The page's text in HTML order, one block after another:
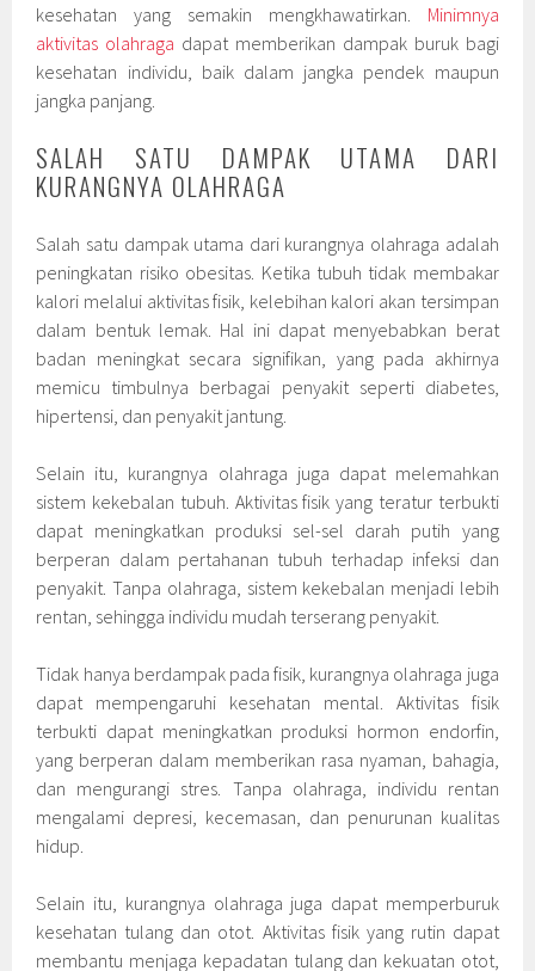
kesehatan yang semakin mengkhawatirkan. Minimnya
aktivitas olahraga dapat memberikan dampak buruk bagi
kesehatan individu, baik dalam jangka pendek maupun
jangka panjang.
SALAH SATU DAMPAK UTAMA DARI
KURANGNYA OLAHRAGA
Salah satu dampak utama dari kurangnya olahraga adalah
peningkatan risiko obesitas. Ketika tubuh tidak membakar
kalori melalui aktivitas fisik, kelebihan kalori akan tersimpan
dalam bentuk lemak. Hal ini dapat menyebabkan berat
badan meningkat secara signifikan, yang pada akhirnya
memicu timbulnya berbagai penyakit seperti diabetes,
hipertensi, dan penyakit jantung.
Selain itu, kurangnya olahraga juga dapat melemahkan
sistem kekebalan tubuh. Aktivitas fisik yang teratur terbukti
dapat meningkatkan produksi sel-sel darah putih yang
berperan dalam pertahanan tubuh terhadap infeksi dan
penyakit. Tanpa olahraga, sistem kekebalan menjadi lebih
rentan, sehingga individu mudah terserang penyakit.
Tidak hanya berdampak pada fisik, kurangnya olahraga juga
dapat mempengaruhi kesehatan mental. Aktivitas fisik
terbukti dapat meningkatkan produksi hormon endorfin,
yang berperan dalam memberikan rasa nyaman, bahagia,
dan mengurangi stres. Tanpa olahraga, individu rentan
mengalami depresi, kecemasan, dan penurunan kualitas
hidup.
Selain itu, kurangnya olahraga juga dapat memperburuk
kesehatan tulang dan otot. Aktivitas fisik yang rutin dapat
membantu menjaga kepadatan tulang dan kekuatan otot,